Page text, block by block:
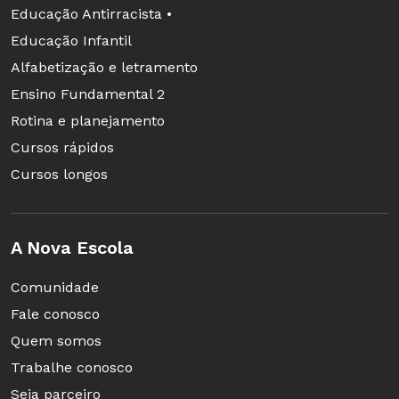
James Brown (1933-2006). Quem trouxe o funk
para o Brasil foi o Tim Maia (1942-1998). Mas
quando comparamos a música
Mc Guimê, vimos que o estilo mudou muito",
explica Emiliny Reche, 11 anos.
Linha do tempo sem equívocos
Educação Antirracista •
Educação Infantil
Alfabetização e letramento
Ensino Fundamental 2
Rotina e planejamento
Cursos rápidos
Cursos longos
A Nova Escola
Comunidade
Fale conosco
Quem somos
Trabalhe conosco
Seja parceiro